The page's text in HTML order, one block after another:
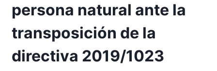
persona natural ante la
transposición de la
directiva 2019/1023